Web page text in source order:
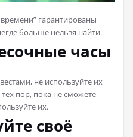
гарантированы
больше нельзя найти.
часы
не используйте их
пор, пока не сможете
их.
своё